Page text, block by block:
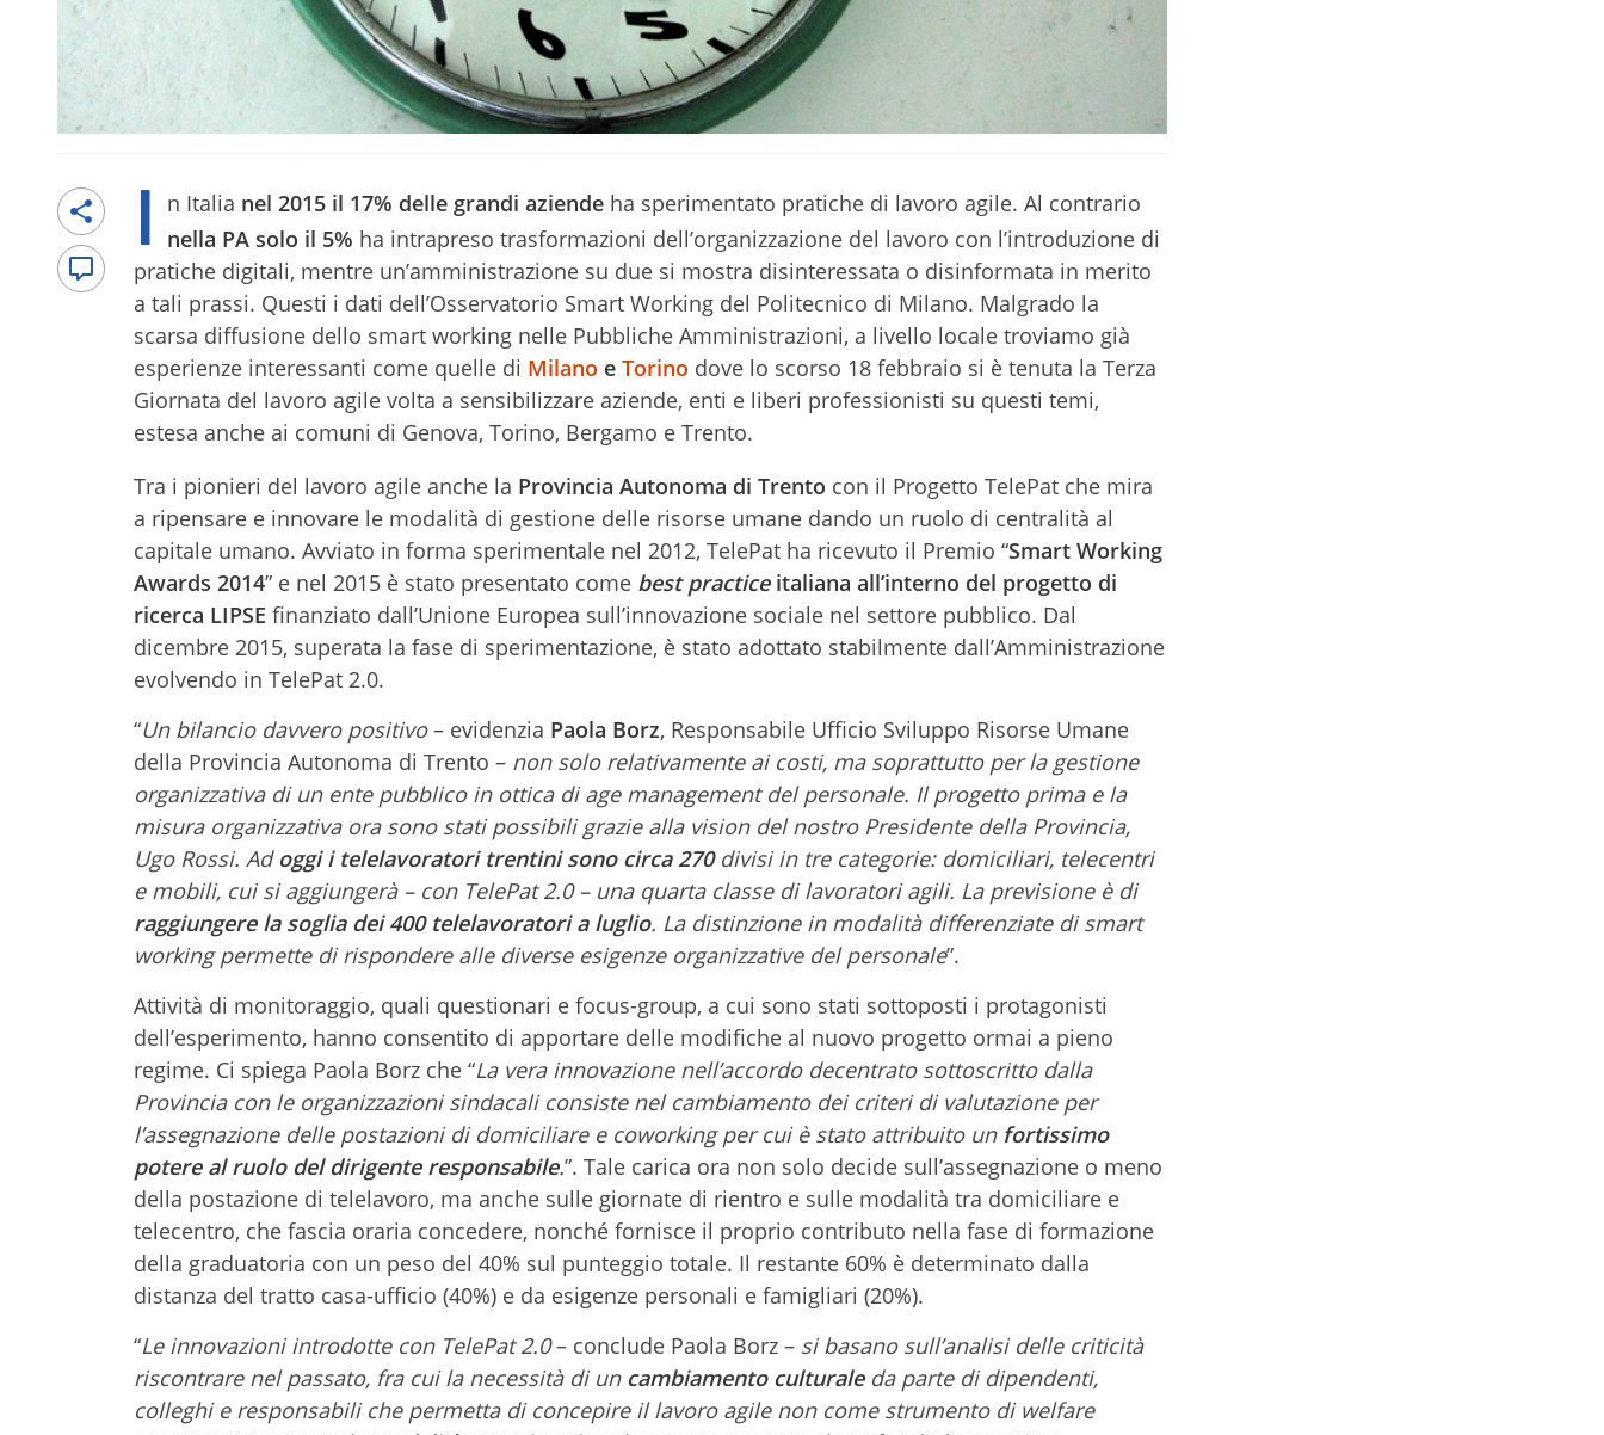
I n Italia nel 2015 il 17% delle grandi aziende ha sperimentato pratiche di lavoro agile. Al contrario
nella PA solo il 5% ha intrapreso trasformazioni dell’organizzazione del lavoro con l’introduzione di
pratiche digitali, mentre un’amministrazione su due si mostra disinteressata o disinformata in merito
a tali prassi. Questi i dati dell’Osservatorio Smart Working del Politecnico di Milano. Malgrado la
scarsa diffusione dello smart working nelle Pubbliche Amministrazioni, a livello locale troviamo già
esperienze interessanti come quelle di Milano e Torino dove lo scorso 18 febbraio si è tenuta la Terza
Giornata del lavoro agile volta a sensibilizzare aziende, enti e liberi professionisti su questi temi,
estesa anche ai comuni di Genova, Torino, Bergamo e Trento.
Tra i pionieri del lavoro agile anche la Provincia Autonoma di Trento con il Progetto TelePat che mira
a ripensare e innovare le modalità di gestione delle risorse umane dando un ruolo di centralità al
capitale umano. Avviato in forma sperimentale nel 2012, TelePat ha ricevuto il Premio “Smart Working
Awards 2014” e nel 2015 è stato presentato come best practiceitaliana all’interno del progetto di
ricerca LIPSE finanziato dall’Unione Europea sull’innovazione sociale nel settore pubblico. Dal
dicembre 2015, superata la fase di sperimentazione, è stato adottato stabilmente dall’Amministrazione
evolvendo in TelePat 2.0.
“Un bilancio davvero positivo– evidenzia Paola Borz, Responsabile Ufficio Sviluppo Risorse Umane
della Provincia Autonoma di Trento – non solo relativamente ai costi, ma soprattutto per la gestione
organizzativa di un ente pubblico in ottica di age management del personale. Il progetto prima e la
misura organizzativa ora sono stati possibili grazie alla vision del nostro Presidente della Provincia,
Ugo Rossi. Ad oggi i telelavoratori trentini sono circa 270divisi in tre categorie: domiciliari, telecentri
e mobili, cui si aggiungerà – con TelePat 2.0 – una quarta classe di lavoratori agili. La previsione è di
raggiungere la soglia dei 400 telelavoratori a luglio. La distinzione in modalità differenziate di smart
working permette di rispondere alle diverse esigenze organizzative del personale”.
Attività di monitoraggio, quali questionari e focus-group, a cui sono stati sottoposti i protagonisti
dell’esperimento, hanno consentito di apportare delle modifiche al nuovo progetto ormai a pieno
regime. Ci spiega Paola Borz che “La vera innovazione nell’accordo decentrato sottoscritto dalla
Provincia con le organizzazioni sindacali consiste nel cambiamento dei criteri di valutazione per
l’assegnazione delle postazioni di domiciliare e coworking per cui è stato attribuito un fortissimo
potere al ruolo del dirigente responsabile.”. Tale carica ora non solo decide sull’assegnazione o meno
della postazione di telelavoro, ma anche sulle giornate di rientro e sulle modalità tra domiciliare e
telecentro, che fascia oraria concedere, nonché fornisce il proprio contributo nella fase di formazione
della graduatoria con un peso del 40% sul punteggio totale. Il restante 60% è determinato dalla
distanza del tratto casa-ufficio (40%) e da esigenze personali e famigliari (20%).
“Le innovazioni introdotte con TelePat 2.0– conclude Paola Borz – si basano sull’analisi delle criticità
riscontrare nel passato, fra cui la necessità di uncambiamento culturaleda parte di dipendenti,
colleghi e responsabili che permetta di concepire il lavoro agile non come strumento di welfare